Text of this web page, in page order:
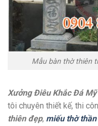
Mẫu bàn thờ thiên
Xưởng Điêu Khắc Đá
tôi chuyên thiết kế, thi
thiên đẹp, miếu thờ